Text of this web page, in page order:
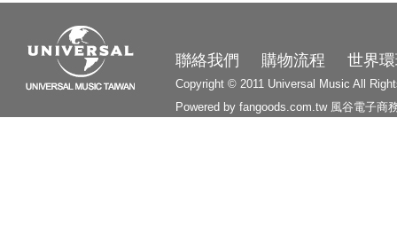
聯絡我們 購物流程 世界
Copyright © 2011 Universal Music All
Powered by fangoods.com.tw 風谷電子商